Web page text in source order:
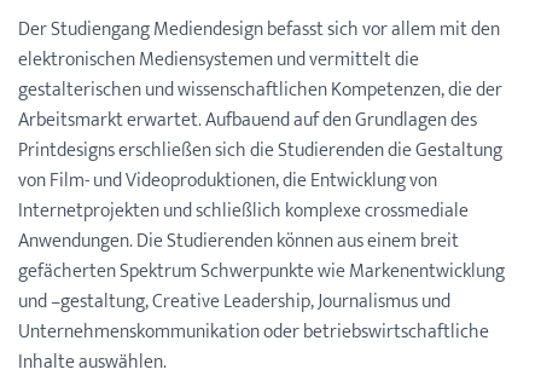
Der Studiengang Mediendesign befasst sich vor allem mit den
elektronischen Mediensystemen und vermittelt die
gestalterischen und wissenschaftlichen Kompetenzen, die der
Arbeitsmarkt erwartet. Aufbauend auf den Grundlagen des
Printdesigns erschließen sich die Studierenden die Gestaltung
von Film- und Videoproduktionen, die Entwicklung von
Internetprojekten und schließlich komplexe crossmediale
Anwendungen. Die Studierenden können aus einem breit
gefächerten Spektrum Schwerpunkte wie Markenentwicklung
und –gestaltung, Creative Leadership, Journalismus und
Unternehmenskommunikation oder betriebswirtschaftliche
Inhalte auswählen.